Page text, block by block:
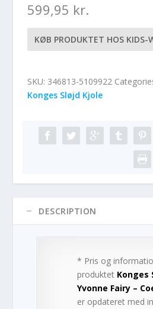
599,95 kr.
KØB PRODUKTET HOS KIDS-
SKU: 346813-5109922
Konges Sløjd Kjole
DESCRIPTION
* Pris og
produktet Konges
Yvonne Fairy –
er opdateret med